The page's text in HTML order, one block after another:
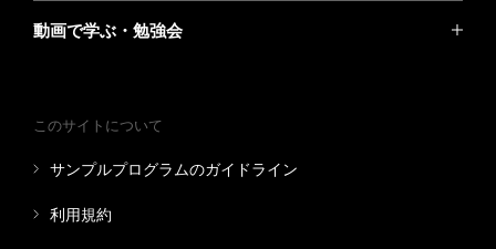
動画で学ぶ・勉強会
このサイトについて
サンプルプログラムのガイドライン
利用規約